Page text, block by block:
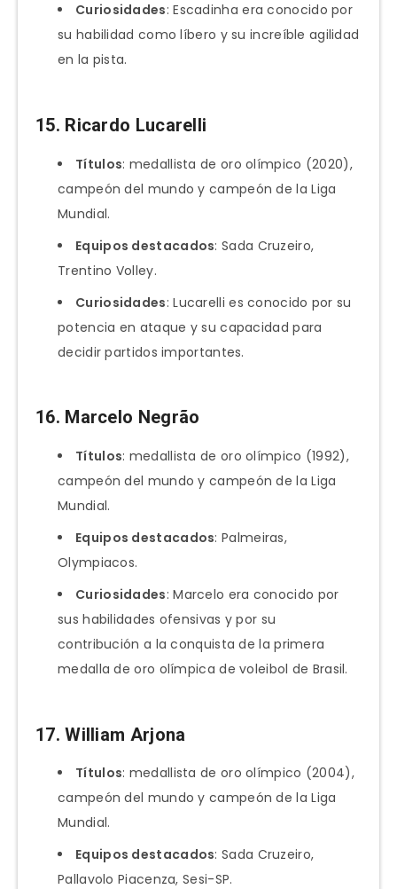
Curiosidades: Escadinha era conocido por
su habilidad como líbero y su increíble agilidad
en la pista.
15. Ricardo Lucarelli
Títulos: medallista de oro olímpico (2020),
campeón del mundo y campeón de la Liga
Mundial.
Equipos destacados: Sada Cruzeiro,
Trentino Volley.
Curiosidades: Lucarelli es conocido por su
potencia en ataque y su capacidad para
decidir partidos importantes.
16. Marcelo Negrão
Títulos: medallista de oro olímpico (1992),
campeón del mundo y campeón de la Liga
Mundial.
Equipos destacados: Palmeiras,
Olympiacos.
Curiosidades: Marcelo era conocido por
sus habilidades ofensivas y por su
contribución a la conquista de la primera
medalla de oro olímpica de voleibol de Brasil.
17.William Arjona
Títulos: medallista de oro olímpico (2004),
campeón del mundo y campeón de la Liga
Mundial.
Equipos destacados: Sada Cruzeiro,
Pallavolo Piacenza, Sesi-SP.